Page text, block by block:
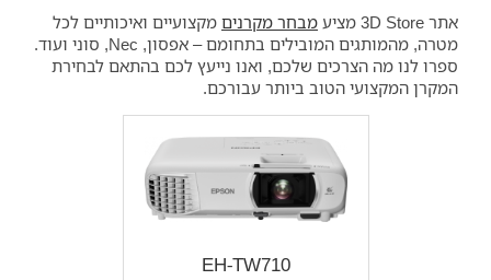
אתר 3D Store מציע מבחר מקרנים מקצועיים ואיכותיים לכל
מטרה, מהמותגים המובילים בתחומם – אפסון, Nec, סוני ועוד.
ספרו לנו מה הצרכים שלכם, ואנו נייעץ לכם בהתאם לבחירת
המקרן המקצועי הטוב ביותר עבורכם.
EH-TW710